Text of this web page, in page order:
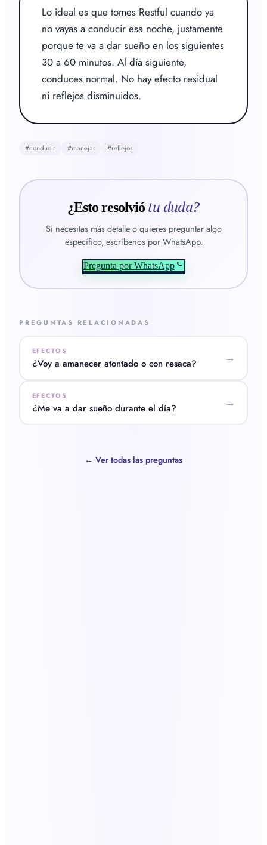
Lo ideal es que tomes Restful cuando ya
no vayas a conducir esa noche, justamente
porque te va a dar sueño en los siguientes
30 a 60 minutos. Al día siguiente,
conduces normal. No hay efecto residual
ni reflejos disminuidos.
#conducir #manejar #reflejos
¿Esto resolvió tu duda?
Si necesitas más detalle o quieres preguntar algo
específico, escríbenos por WhatsApp.
Pregunta por WhatsApp
PREGUNTAS RELACIONADAS
EFECTOS
¿Voy a amanecer atontado o con resaca? →
EFECTOS
¿Me va a dar sueño durante el día? →
← Ver todas las preguntas